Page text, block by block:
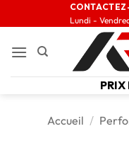
Lundi -
PRIX
Accueil /